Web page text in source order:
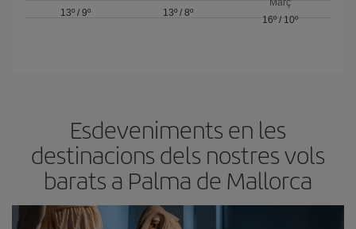
13º /9º
13º / 8º
Març
16º/ 10º
Esdeveniments en les
destinacions dels nostres vols
barats a Palma de Mallorca